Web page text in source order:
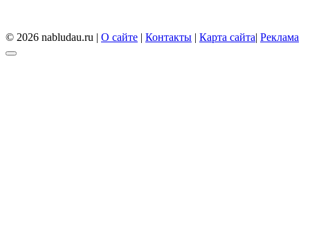
© 2026 nabludau.ru | О сайте | Контакты | Карта сайта| Реклама